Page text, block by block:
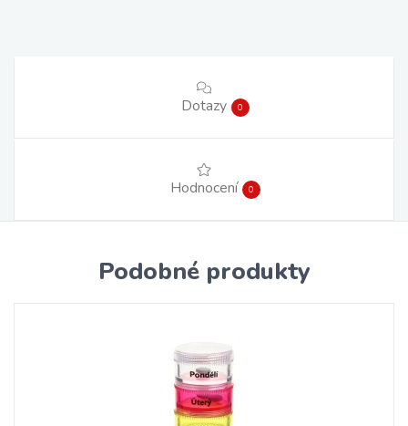
Dotazy 0
Hodnocení 0
Podobné produkty